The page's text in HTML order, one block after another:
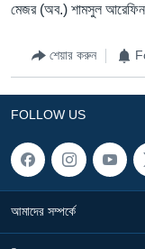
মেজর (অব.) শামসুল আরেফিন
শেয়ার করুন
FOLLOW US
আমাদের সম্পর্কে